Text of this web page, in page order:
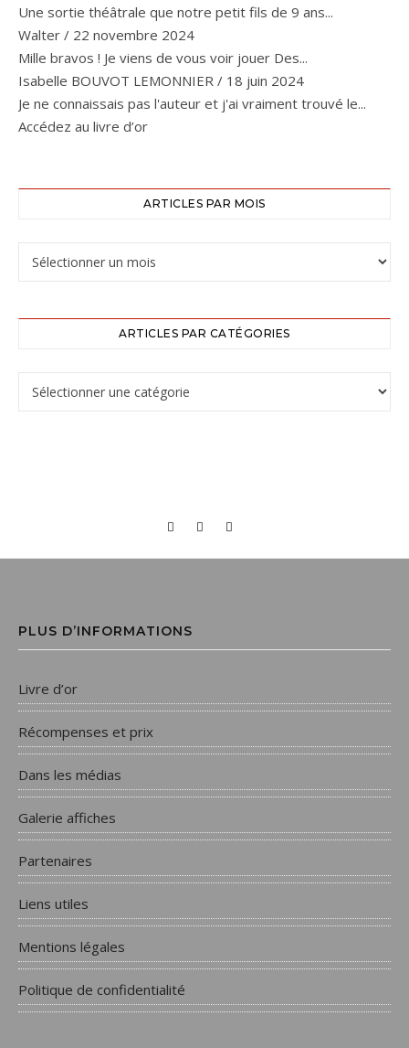
Une sortie théâtrale que notre petit fils de 9 ans...
Walter / 22 novembre 2024
Mille bravos ! Je viens de vous voir jouer Des...
Isabelle BOUVOT LEMONNIER / 18 juin 2024
Je ne connaissais pas l'auteur et j'ai vraiment trouvé le...
Accédez au livre d’or
ARTICLES PAR MOIS
Articles par mois
ARTICLES PAR CATÉGORIES
Articles par catégories
PLUS D’INFORMATIONS
Livre d’or
Récompenses et prix
Dans les médias
Galerie affiches
Partenaires
Liens utiles
Mentions légales
Politique de confidentialité